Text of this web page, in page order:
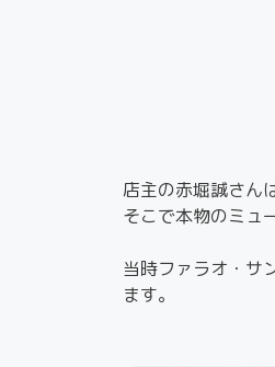
店主の赤堀誠さん
そこで本物のミュ
当時ファラオ・サ
ます。